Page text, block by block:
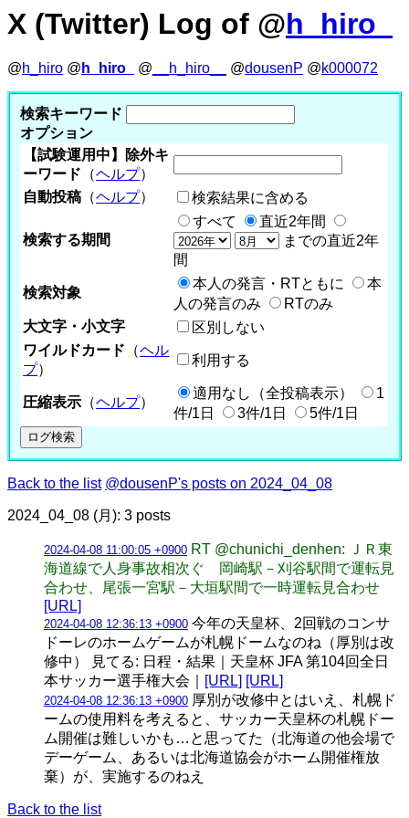
X (Twitter) Log of @h_hiro_
@h_hiro @ h_hiro_ @ __h_hiro__ @dousenP @k000072
検索キーワード
オプション
【試験運用中】除外キ
ーワード （ヘルプ）
自動投稿 （ヘルプ） 検索結果に含める
検索する期間
すべて
直近2年間
までの直近2年
間
検索対象
本人の発言・RTともに
本
人の発言のみ
RTのみ
大文字・小文字
区別しない
ワイルドカード （ヘル
プ）
利用する
圧縮表示 （ヘルプ）
適用なし（全投稿表示）
1
件/1日
3件/1日 5件/1日
Back to the list @dousenP's posts on 2024_04_08
2024_04_08 (月): 3 posts
2024-04-08 11:00:05 +0900 RT @chunichi_denhen: ＪＲ東
海道線で人身事故相次ぐ 岡崎駅－刈谷駅間で運転見
合わせ、尾張一宮駅－大垣駅間で一時運転見合わせ
[URL]
2024-04-08 12:36:13 +0900 今年の天皇杯、2回戦のコンサ
ドーレのホームゲームが札幌ドームなのね（厚別は改
修中） 見てる: 日程・結果｜天皇杯 JFA 第104回全日
本サッカー選手権大会｜
[URL] [URL]
2024-04-08 12:36:13 +0900 厚別が改修中とはいえ、札幌ド
ームの使用料を考えると、サッカー天皇杯の札幌ドー
ム開催は難しいかも…と思ってた（北海道の他会場で
デーゲーム、あるいは北海道協会がホーム開催権放
棄）が、実施するのねえ
Back to the list